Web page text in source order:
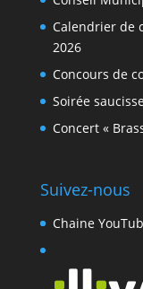
Calendrier de
2026
Concours de
Soirée
Concert «
Suivez-nous
Chaine